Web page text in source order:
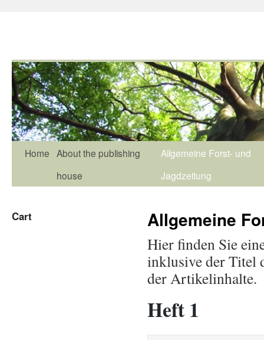
Home About the publishing
house
Allgemeine Forst- und
Jagdzeitung
Allgemeine
Hier finden Sie
inklusive der Titel
der Artikelinhalte.
Heft 1
Cart